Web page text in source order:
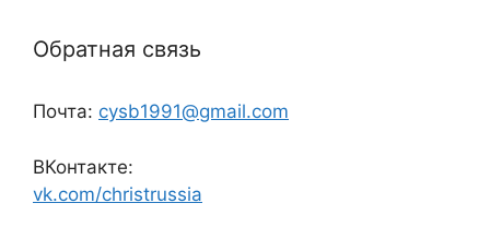
Обратная связь
Почта: cysb1991@gmail.com
ВКонтакте:
vk.com/christrussia